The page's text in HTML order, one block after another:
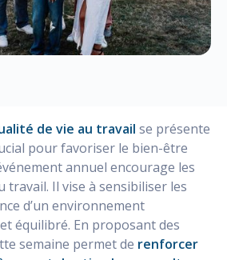
de vie au travail se présente
pour favoriser le bien-être
annuel encourage les
Il vise à sensibiliser les
d’un environnement
équilibré. En proposant des
semaine permet de renforcer